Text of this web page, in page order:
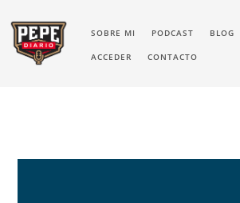
SOBRE MI PODCAST BLOG
ACCEDER CONTACTO